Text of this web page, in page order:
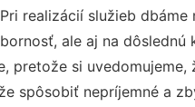
realizácií služieb dbáme
ale aj na dôslednú
pretože si uvedomujeme,
spôsobiť nepríjemné a